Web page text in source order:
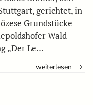
gerichtet, in
Grundstücke
Wald
„Der Le…
weiterlesen